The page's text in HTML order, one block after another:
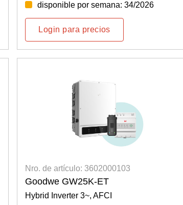
disponible por semana: 34/2026
Login para precios
Nro. de artículo: 3602000103
Goodwe GW25K-ET
Hybrid Inverter 3~, AFCI